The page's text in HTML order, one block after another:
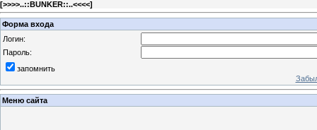
[>>>>..::BUNKER::..<<<<]
Форма входа
Логин:
Пароль:
запомнить
Меню сайта